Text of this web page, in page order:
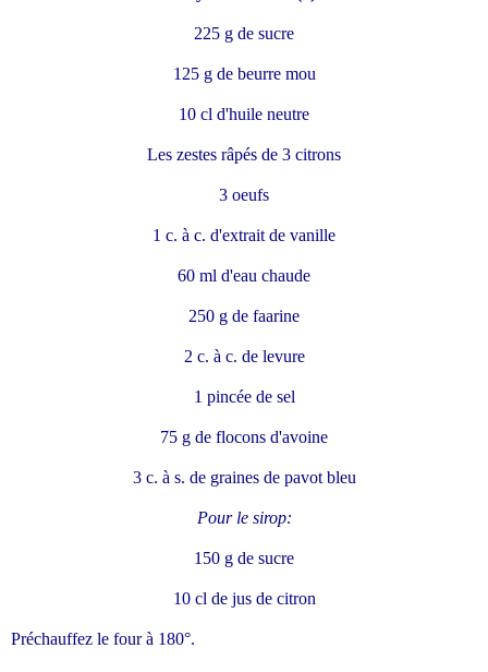
225 g de sucre
125 g de beurre mou
10 cl d'huile neutre
Les zestes râpés de 3 citrons
3 oeufs
1 c. à c. d'extrait de vanille
60 ml d'eau chaude
250 g de faarine
2 c. à c. de levure
1 pincée de sel
75 g de flocons d'avoine
3 c. à s. de graines de pavot bleu
Pour le sirop:
150 g de sucre
10 cl de jus de citron
Préchauffez le four à 180°.